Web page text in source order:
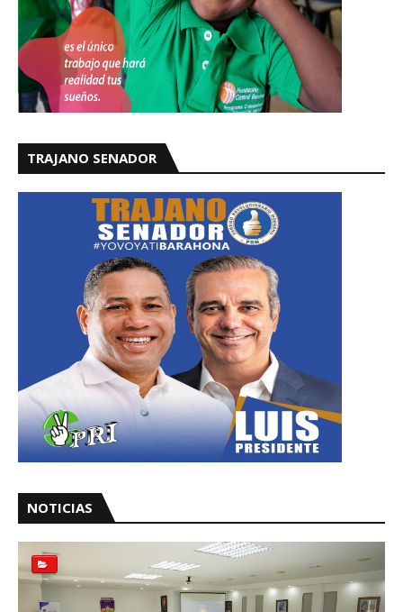
TRAJANO SENADOR
NOTICIAS